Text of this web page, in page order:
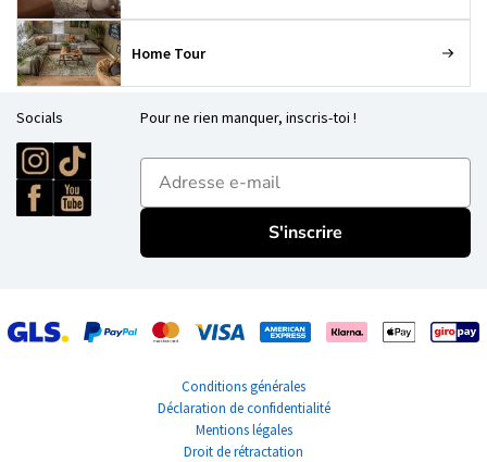
Home Tour
Socials Pour ne rien manquer, inscris-toi !
E-mailadres
S'inscrire
Conditions générales
Déclaration de confidentialité
Mentions légales
Droit de rétractation